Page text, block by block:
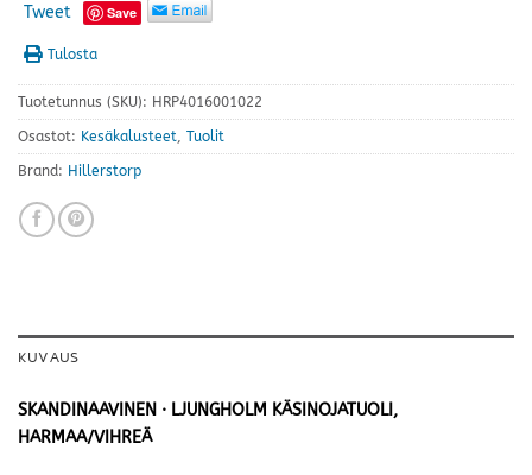
Tweet Save
Tulosta
Tuotetunnus (SKU): HRP4016001022
Osastot: Kesäkalusteet, Tuolit
Brand: Hillerstorp
KUVAUS
SKANDINAAVINEN · LJUNGHOLM KÄSINOJATUOLI,
HARMAA/VIHREÄ